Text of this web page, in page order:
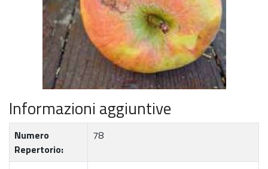
Informazioni aggiuntive
Numero
Repertorio:
78